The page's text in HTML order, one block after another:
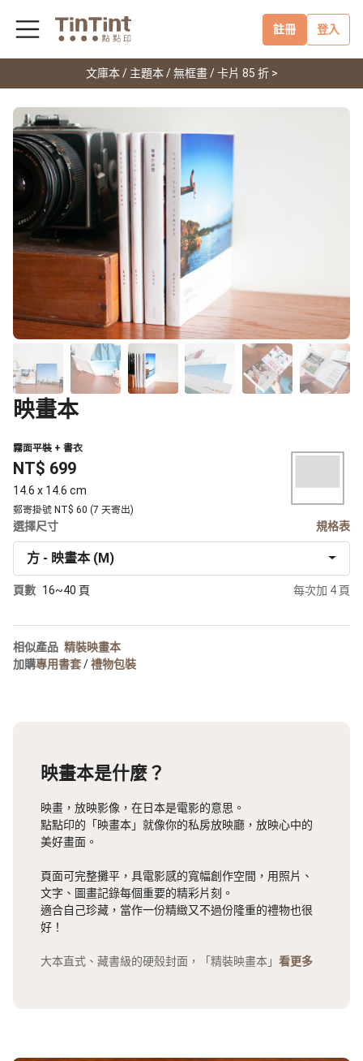
註冊 登入
文庫本 / 主題本 / 無框畫 / 卡片 85 折 >
映畫本
霧面平裝 + 書衣
NT$ 699
14.6 x 14.6 cm
郵寄掛號 NT$ 60 (7 天寄出)
選擇尺寸 規格表
方 - 映畫本 (M)
頁數 16~40 頁 每次加 4 頁
相似產品 精裝映畫本
加購專用書套/禮物包裝
映畫本是什麼？
映畫，放映影像，在日本是電影的意思。
點點印的「映畫本」就像你的私房放映廳，放映心中的
美好畫面。
頁面可完整攤平，具電影感的寬幅創作空間，用照片、
文字、圖畫記錄每個重要的精彩片刻。
適合自己珍藏，當作一份精緻又不過份隆重的禮物也很
好！
大本直式、藏書級的硬殼封面，「精裝映畫本」 看更多